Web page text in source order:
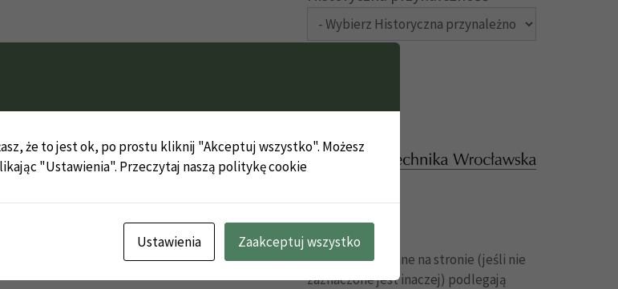
Dane publikowane na stronie (jeśli nie
zaznaczone jest inaczej) podlegają
że to jest ok, po prostu kliknij "Akceptuj wszystko". Możesz
"Ustawienia". Przeczytaj naszą politykę cookie
Ustawienia Zaakceptuj wszystko